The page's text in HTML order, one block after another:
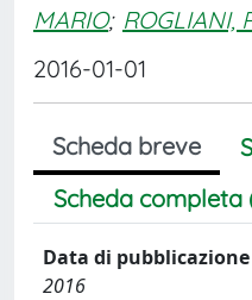
MARIO; ROGLIANI,
2016-01-01
Scheda breve
Scheda completa
Data di pubblicazione
2016